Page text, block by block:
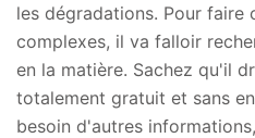
les dégradations. Pour faire
complexes, il va falloir
en la matière. Sachez qu'il
totalement gratuit et sans
besoin d'autres